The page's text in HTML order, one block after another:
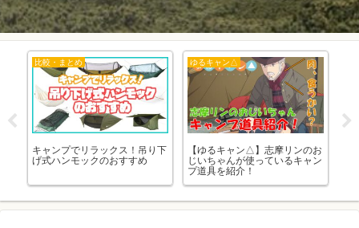
比較・まとめ
キャンプでリラックス！吊り下
げ式ハンモックのおすすめ
ゆるキャン△
【ゆるキャン△】志摩リンのお
じいちゃんが使っているキャン
プ道具を紹介！